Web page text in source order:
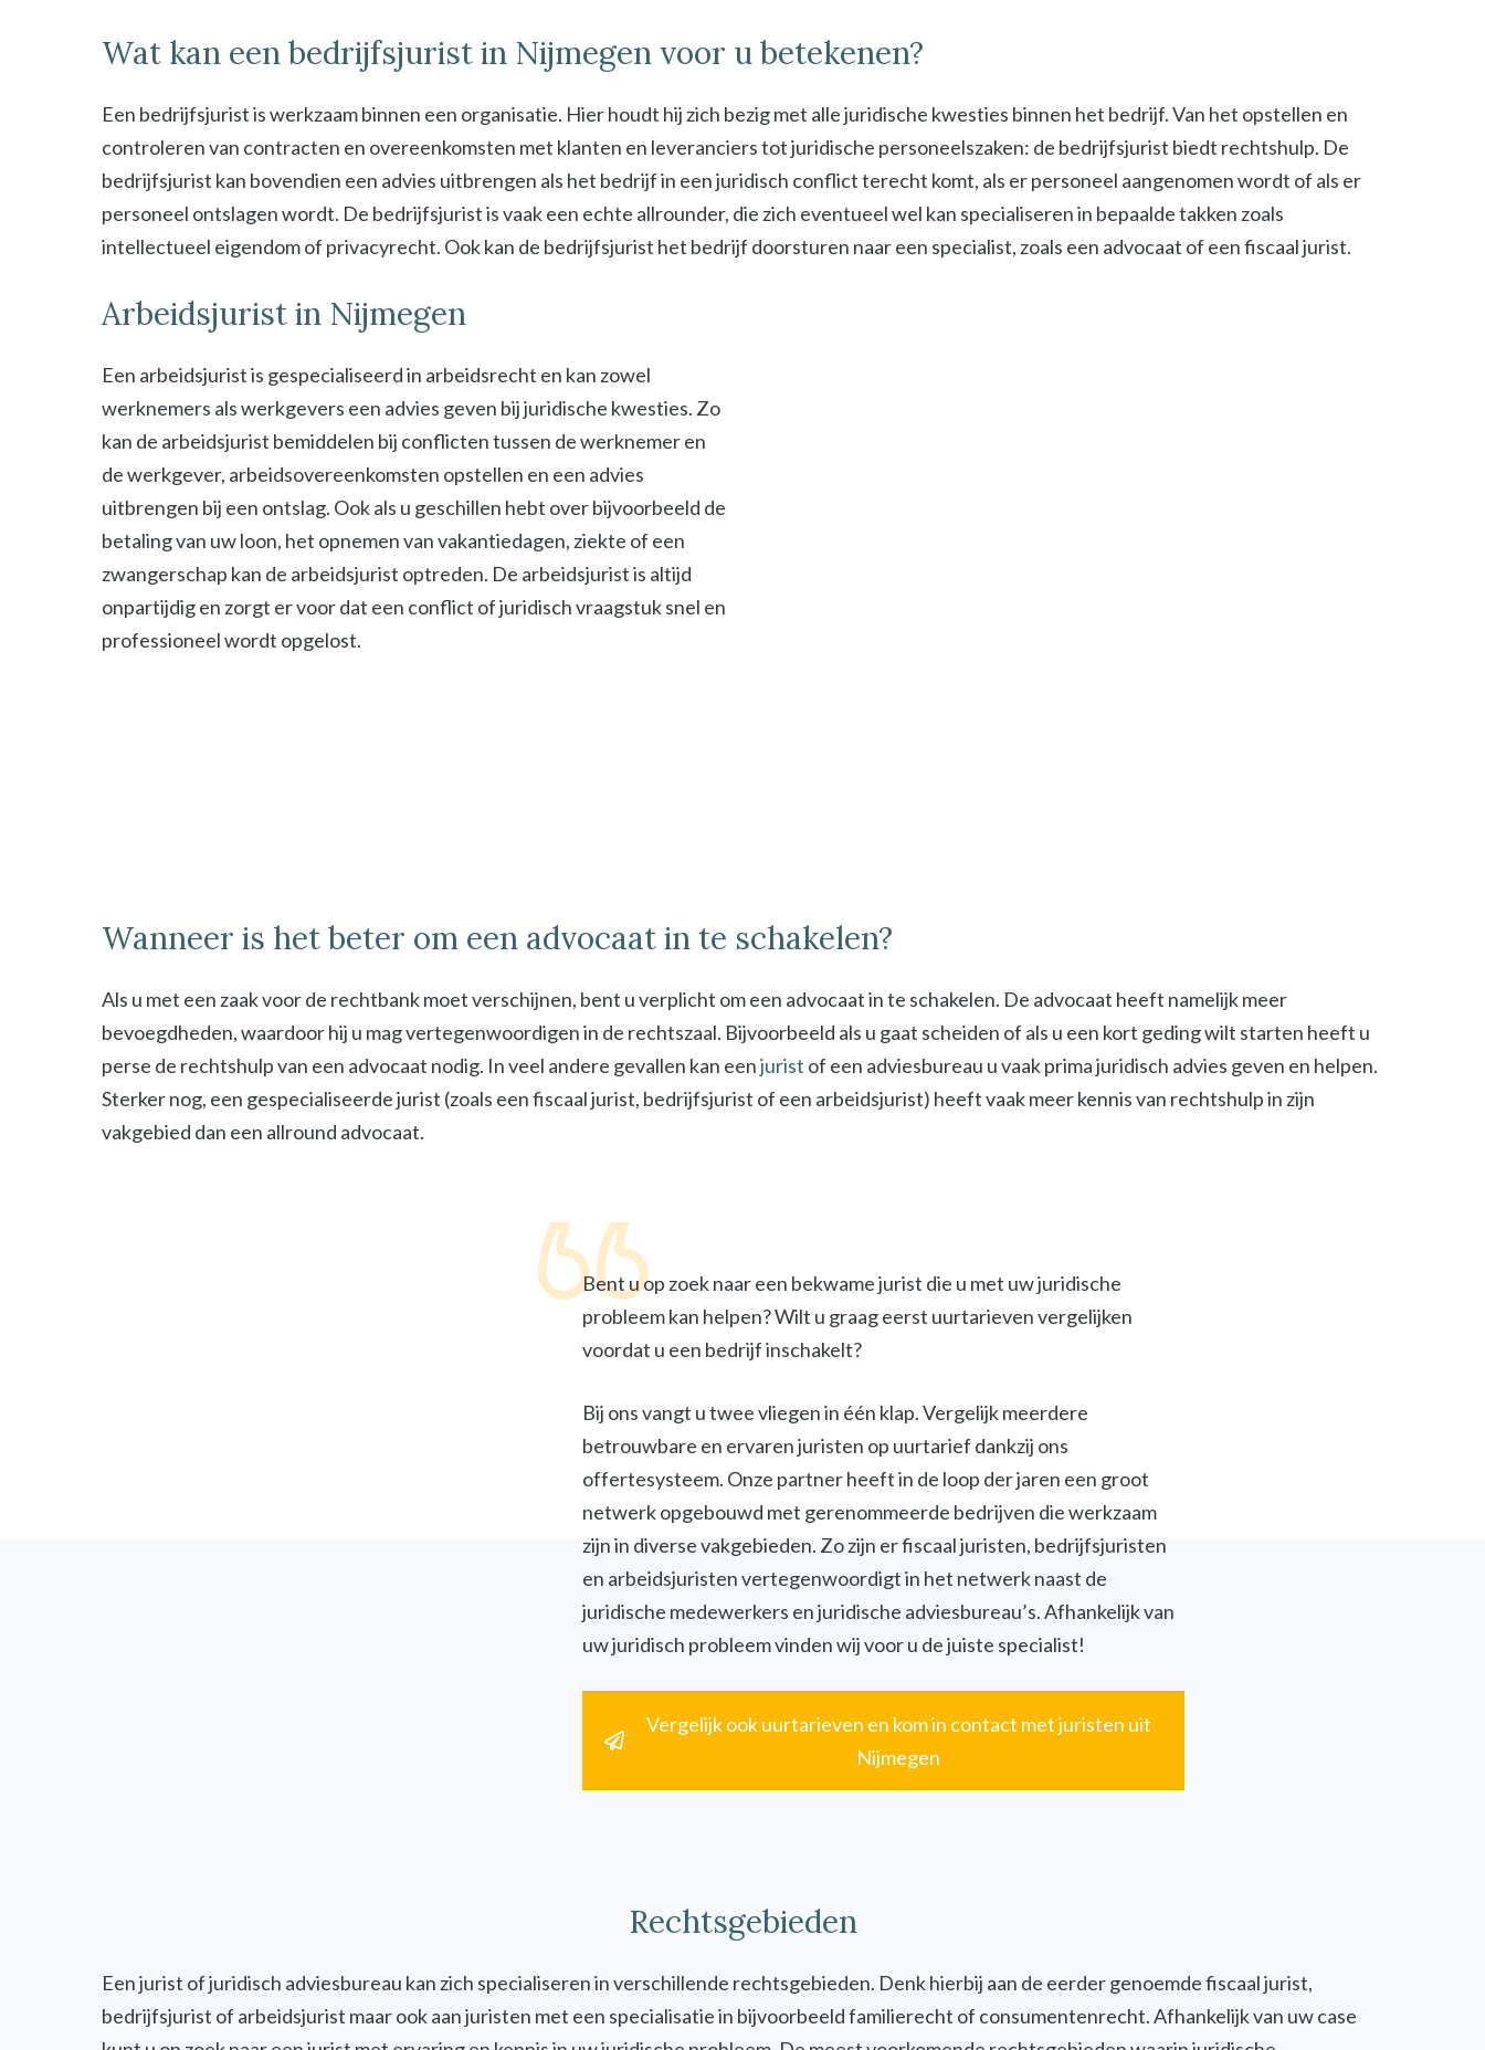
Wat kan een bedrijfsjurist in Nijmegen voor u betekenen?
Een bedrijfsjurist is werkzaam binnen een organisatie. Hier houdt hij zich bezig met alle juridische kwesties binnen het bedrijf. Van het opstellen en
controleren van contracten en overeenkomsten met klanten en leveranciers tot juridische personeelszaken: de bedrijfsjurist biedt rechtshulp. De
bedrijfsjurist kan bovendien een advies uitbrengen als het bedrijf in een juridisch conflict terecht komt, als er personeel aangenomen wordt of als er
personeel ontslagen wordt. De bedrijfsjurist is vaak een echte allrounder, die zich eventueel wel kan specialiseren in bepaalde takken zoals
intellectueel eigendom of privacyrecht. Ook kan de bedrijfsjurist het bedrijf doorsturen naar een specialist, zoals een advocaat of een fiscaal jurist.
Arbeidsjurist in Nijmegen
Een arbeidsjurist is gespecialiseerd in arbeidsrecht en kan zowel
werknemers als werkgevers een advies geven bij juridische kwesties. Zo
kan de arbeidsjurist bemiddelen bij conflicten tussen de werknemer en
de werkgever, arbeidsovereenkomsten opstellen en een advies
uitbrengen bij een ontslag. Ook als u geschillen hebt over bijvoorbeeld de
betaling van uw loon, het opnemen van vakantiedagen, ziekte of een
zwangerschap kan de arbeidsjurist optreden. De arbeidsjurist is altijd
onpartijdig en zorgt er voor dat een conflict of juridisch vraagstuk snel en
professioneel wordt opgelost.
Wanneer is het beter om een advocaat in te schakelen?
Als u met een zaak voor de rechtbank moet verschijnen, bent u verplicht om een advocaat in te schakelen. De advocaat heeft namelijk meer
bevoegdheden, waardoor hij u mag vertegenwoordigen in de rechtszaal. Bijvoorbeeld als u gaat scheiden of als u een kort geding wilt starten heeft u
perse de rechtshulp van een advocaat nodig. In veel andere gevallen kan eenjurist of een adviesbureau u vaak prima juridisch advies geven en helpen.
Sterker nog, een gespecialiseerde jurist (zoals een fiscaal jurist, bedrijfsjurist of een arbeidsjurist) heeft vaak meer kennis van rechtshulp in zijn
vakgebied dan een allround advocaat.
Bent u op zoek naar een bekwame jurist die u met uw juridische
probleem kan helpen? Wilt u graag eerst uurtarieven vergelijken
voordat u een bedrijf inschakelt?
Bij ons vangt u twee vliegen in één klap. Vergelijk meerdere
betrouwbare en ervaren juristen op uurtarief dankzij ons
offertesysteem. Onze partner heeft in de loop der jaren een groot
netwerk opgebouwd met gerenommeerde bedrijven die werkzaam
zijn in diverse vakgebieden. Zo zijn er fiscaal juristen, bedrijfsjuristen
en arbeidsjuristen vertegenwoordigt in het netwerk naast de
juridische medewerkers en juridische adviesbureau’s. Afhankelijk van
uw juridisch probleem vinden wij voor u de juiste specialist!
Vergelijk ook uurtarieven en kom in contact met juristen uit
Nijmegen
Rechtsgebieden
Een jurist of juridisch adviesbureau kan zich specialiseren in verschillende rechtsgebieden. Denk hierbij aan de eerder genoemde fiscaal jurist,
bedrijfsjurist of arbeidsjurist maar ook aan juristen met een specialisatie in bijvoorbeeld familierecht of consumentenrecht. Afhankelijk van uw case